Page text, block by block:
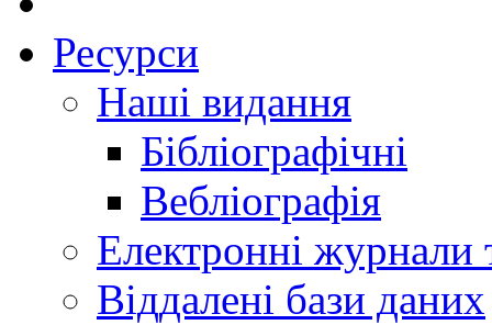
Ресурси
Наші видання
Бібліографічні
Вебліографія
Електронні
Віддалені бази даних